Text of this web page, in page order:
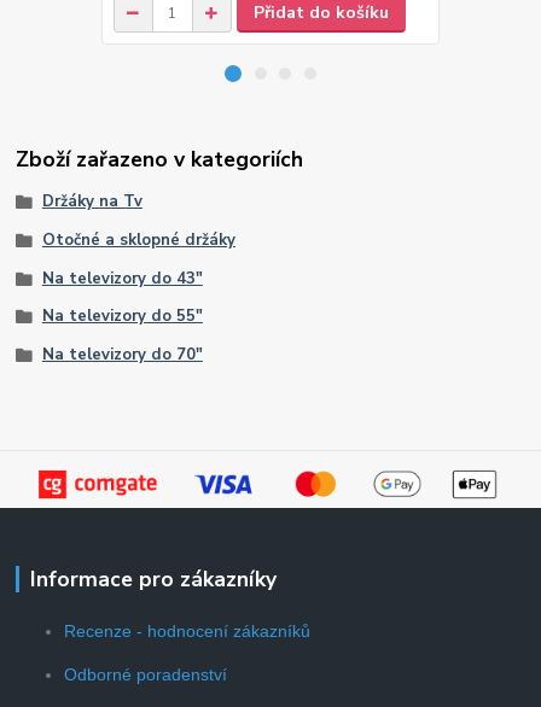
Přidat do košíku
Zboží zařazeno v kategoriích
Držáky na Tv
Otočné a sklopné držáky
Na televizory do 43"
Na televizory do 55"
Na televizory do 70"
Informace pro zákazníky
Recenze - hodnocení zákazníků
Odborné poradenství